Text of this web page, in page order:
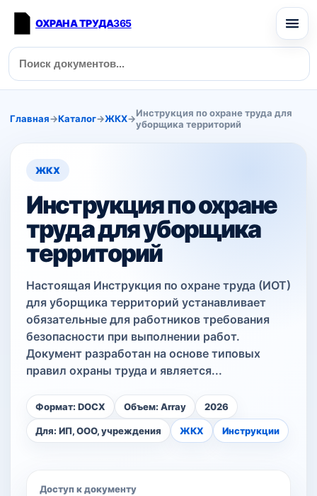
ОХРАНА ТРУДА365
Главная→Каталог→ЖКХ→Инструкция по охране труда для
уборщика территорий
ЖКХ
Инструкция по охране
труда для уборщика
территорий
Настоящая Инструкция по охране труда (ИОТ)
для уборщика территорий устанавливает
обязательные для работников требования
безопасности при выполнении работ.
Документ разработан на основе типовых
правил охраны труда и является...
Формат: DOCX Объем: Array 2026
Для: ИП, ООО, учреждения ЖКХ Инструкции
Доступ к документу